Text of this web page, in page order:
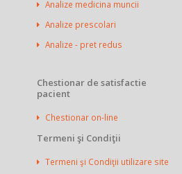
Analize medicina muncii
Analize prescolari
Analize - pret redus
Chestionar de satisfactie
pacient
Chestionar on-line
Termeni şi Condiţii
Termeni şi Condiţii utilizare site